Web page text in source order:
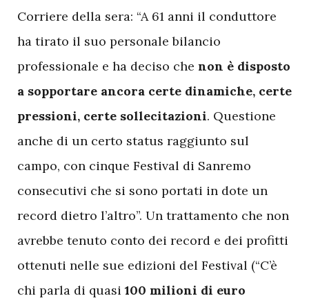
Corriere della sera: “A 61 anni il conduttore
ha tirato il suo personale bilancio
professionale e ha deciso che non è disposto
a sopportare ancora certe dinamiche, certe
pressioni, certe sollecitazioni. Questione
anche di un certo status raggiunto sul
campo, con cinque Festival di Sanremo
consecutivi che si sono portati in dote un
record dietro l’altro”. Un trattamento che non
avrebbe tenuto conto dei record e dei profitti
ottenuti nelle sue edizioni del Festival (“C’è
chi parla di quasi 100 milioni di euro